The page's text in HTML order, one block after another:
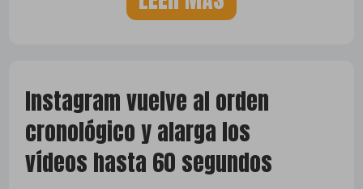
Instagram vuelve al orden
cronológico y alarga los
vídeos hasta 60 segundos